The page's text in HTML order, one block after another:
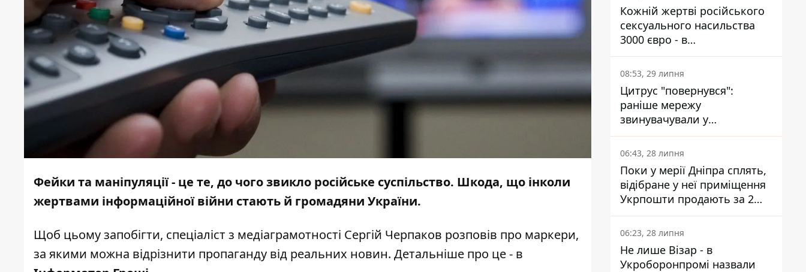
Фейки та маніпуляції - це те, до чого звикло російське суспільство. Шкода, що інколи
жертвами інформаційної війни стають й громадяни України.
Щоб цьому запобігти, спеціаліст з медіаграмотності Сергій Черпаков розповів про маркери,
за якими можна відрізнити пропаганду від реальних новин. Детальніше про це - в
Кожній жертві російського
сексуального насильства
3000 євро - в
Мінсоцполітики пояснили
Інформатору, звідки на це
гроші
08:53, 29 липня
Цитрус "повернувся":
раніше мережу
звинувачували у
контрабанді техніки та
ухиленні від сплати
податків
06:43, 28 липня
Поки у мерії Дніпра сплять,
відібране у неї приміщення
Укрпошти продають за 2
мільйони
06:23, 28 липня
Не лише Візар - в
Укроборонпромі назвали